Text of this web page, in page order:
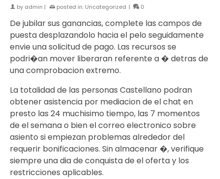
by admin | posted in: Uncategorized | 0
De jubilar sus ganancias, complete las campos de
puesta desplazandolo hacia el pelo seguidamente
envie una solicitud de pago. Las recursos se
podri�an mover liberaran referente a � detras de
una comprobacion extremo.
La totalidad de las personas Castellano podran
obtener asistencia por mediacion de el chat en
presto las 24 muchisimo tiempo, las 7 momentos
de el semana o bien el correo electronico sobre
asiento si empiezan problemas alrededor del
requerir bonificaciones. Sin almacenar �, verifique
siempre una dia de conquista de el oferta y los
restricciones aplicables.